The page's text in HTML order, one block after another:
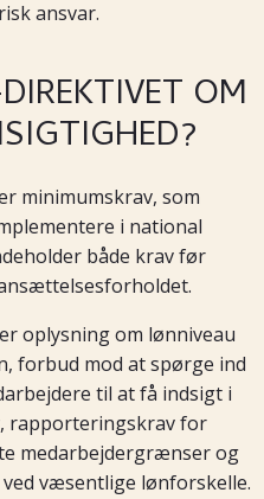
ansvar.
OM
minimumskrav, som
i national
både krav før
oplysning om lønniveau
forbud mod at spørge ind
til at få indsigt i
rapporteringskrav for
medarbejdergrænser og
væsentlige lønforskelle.